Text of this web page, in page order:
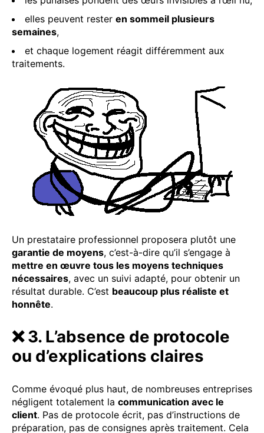
elles peuvent rester en sommeil plusieurs
semaines,
et chaque logement réagit différemment aux
traitements.
Un prestataire professionnel proposera plutôt une
garantie de moyens, c’est-à-dire qu’il s’engage à
mettre en œuvre tous les moyens techniques
nécessaires, avec un suivi adapté, pour obtenir un
résultat durable. C’est beaucoup plus réaliste et
honnête.
❌ 3. L’absence de protocole
ou d’explications claires
Comme évoqué plus haut, de nombreuses entreprises
négligent totalement la communication avec le
client. Pas de protocole écrit, pas d’instructions de
préparation, pas de consignes après traitement. Cela